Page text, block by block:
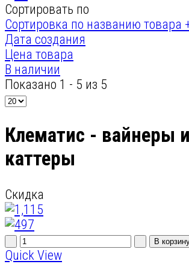
Сортировать по
Сортировка по названию товара
Дата создания
Цена товара
В наличии
Показано 1 - 5 из 5
Клематис - вайнеры и
каттеры
Скидка
Quick View